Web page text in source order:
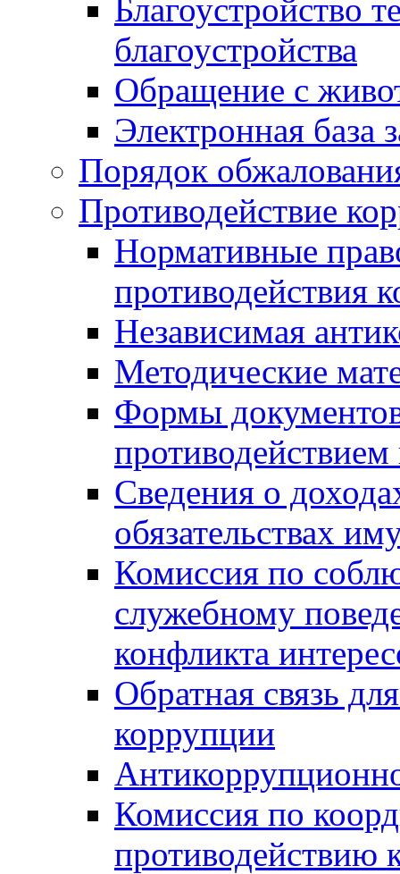
Благоустройство
благоустройства
Обращение с
Электронная база
Порядок
Противодействие
Нормативные
противодействия
Независимая
Методические
Формы
Сведения о
обязательствах
Комиссия по
служебному
конфликта
Обратная связь
коррупции
Комиссия по
противодействию